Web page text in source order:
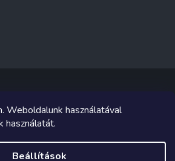
Weboldalunk használatával
használatát.
Beállítások
Sakküzlet. Minden jog fenntartva.
innen Tomáš Hlad&Shoptetak.cz.